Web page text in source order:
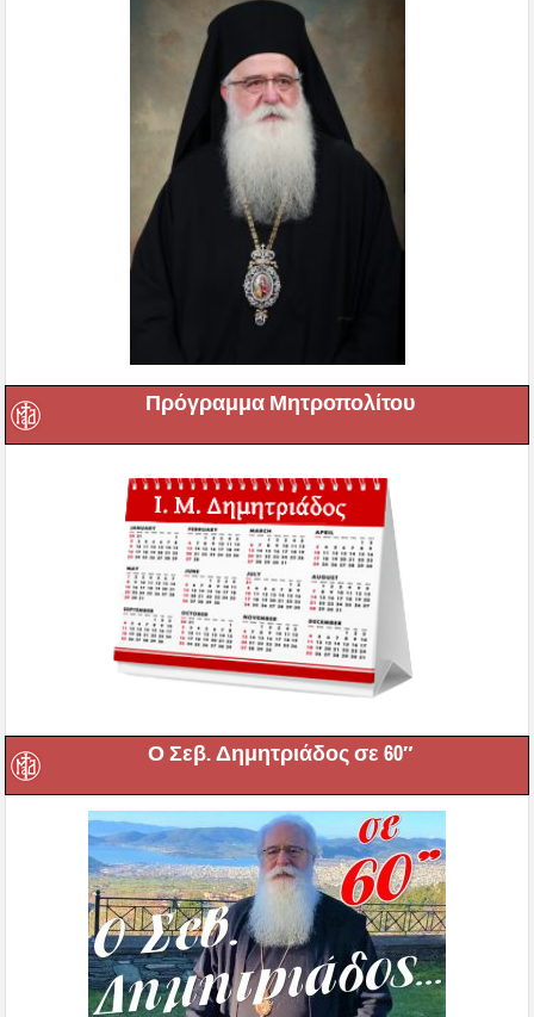
Πρόγραμμα Μητροπολίτου
Ο Σεβ. Δημητριάδος σε 60″